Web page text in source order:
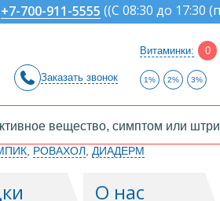
+7-700-911-5555 ((С 08:30 до 17:30
Заказать звонок
Витаминки: 0
1% 2% 3%
РОВАХОЛ ДИАДЕРМ
О нас